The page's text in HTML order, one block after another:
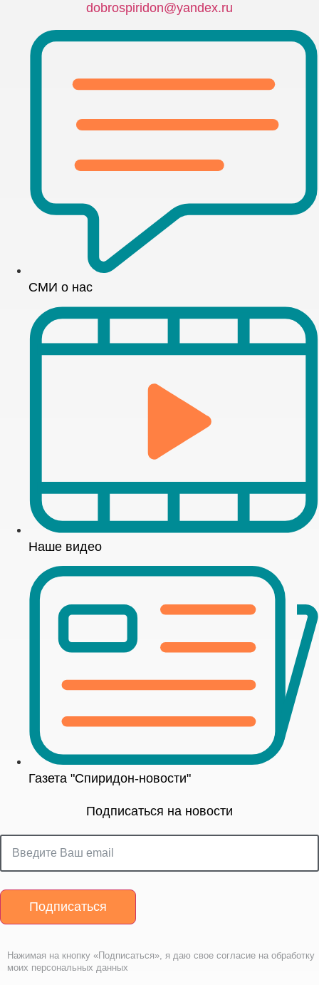
dobrospiridon@yandex.ru
СМИ о нас
Наше видео
Газета "Спиридон-новости"
Подписаться на новости
Подписаться
Нажимая на кнопку «Подписаться», я даю свое согласие на обработку
моих персональных данных